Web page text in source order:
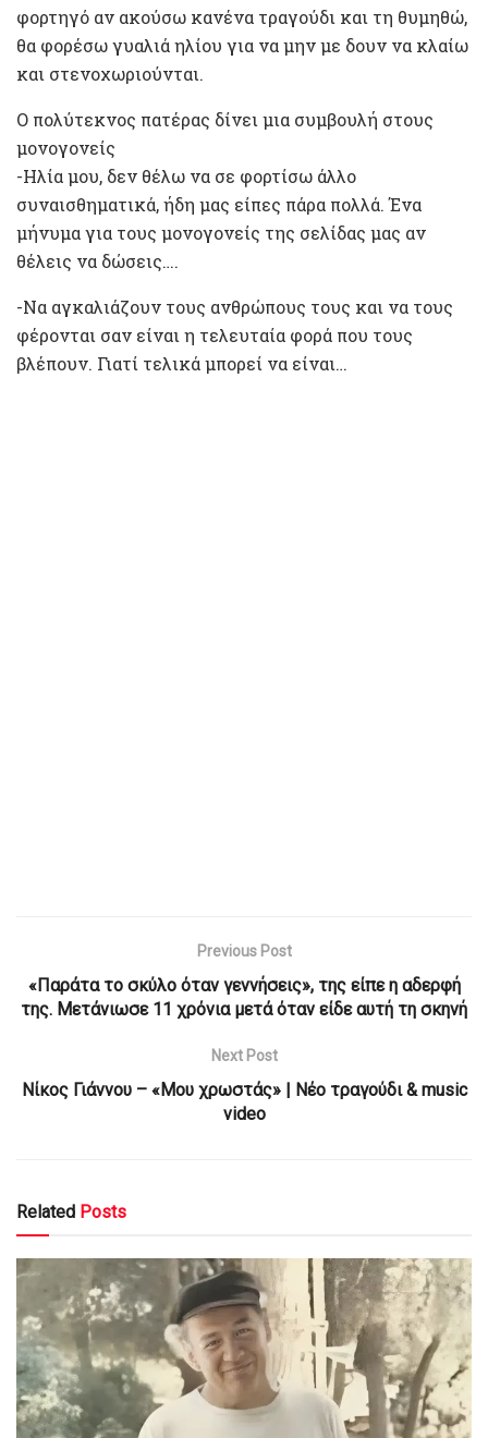
φορτηγό αν ακούσω κανένα τραγούδι και τη θυμηθώ,
θα φορέσω γυαλιά ηλίου για να μην με δουν να κλαίω
και στενοχωριούνται.
Ο πολύτεκνος πατέρας δίνει μια συμβουλή στους
μονογονείς
-Ηλία μου, δεν θέλω να σε φορτίσω άλλο
συναισθηματικά, ήδη μας είπες πάρα πολλά. Ένα
μήνυμα για τους μονογονείς της σελίδας μας αν
θέλεις να δώσεις….
-Να αγκαλιάζουν τους ανθρώπους τους και να τους
φέρονται σαν είναι η τελευταία φορά που τους
βλέπουν. Γιατί τελικά μπορεί να είναι…
Previous Post
«Παράτα το σκύλο όταν γεννήσεις», της είπε η αδερφή
της. Μετάνιωσε 11 χρόνια μετά όταν είδε αυτή τη σκηνή
Next Post
Νίκος Γιάννου – «Μου χρωστάς» | Νέο τραγούδι & music
video
Related Posts